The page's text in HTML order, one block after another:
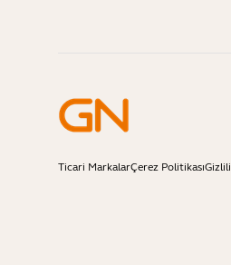
Ticari MarkalarÇerez Politikası